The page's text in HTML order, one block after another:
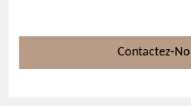
Contactez-